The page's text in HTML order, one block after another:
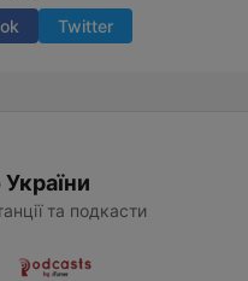
Twitter
України
та подкасти